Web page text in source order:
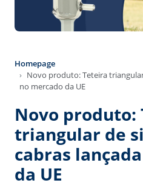
Homepage
Novo produto: Teteira
no mercado da UE
Novo produto:
triangular de
cabras
da UE